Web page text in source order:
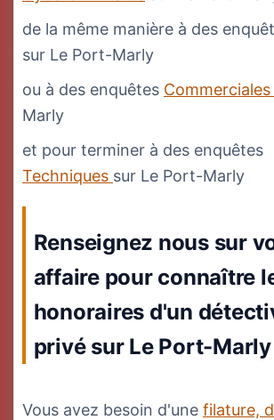
de la même manière à des
sur Le Port-Marly
ou à des enquêtes Commerciales
Marly
et pour terminer à des enquêtes
Techniques sur Le Port-Marly
Renseignez nous sur
affaire pour connaître
honoraires d'un
privé sur Le Port-Marly
Vous avez besoin d'une filature,